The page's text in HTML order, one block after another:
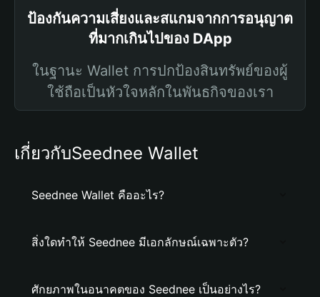
ป้องกันความเสี่ยงและสแกมจากการอนุญาต
ที่มากเกินไปของ DApp
ในฐานะ Wallet การปกป้องสินทรัพย์ของผู้
ใช้ถือเป็นหัวใจหลักในพันธกิจของเรา
เกี่ยวกับSeednee Wallet
Seednee Wallet คืออะไร?
สิ่งใดทำให้ Seednee มีเอกลักษณ์เฉพาะตัว?
ศักยภาพในอนาคตของ Seednee เป็นอย่างไร?